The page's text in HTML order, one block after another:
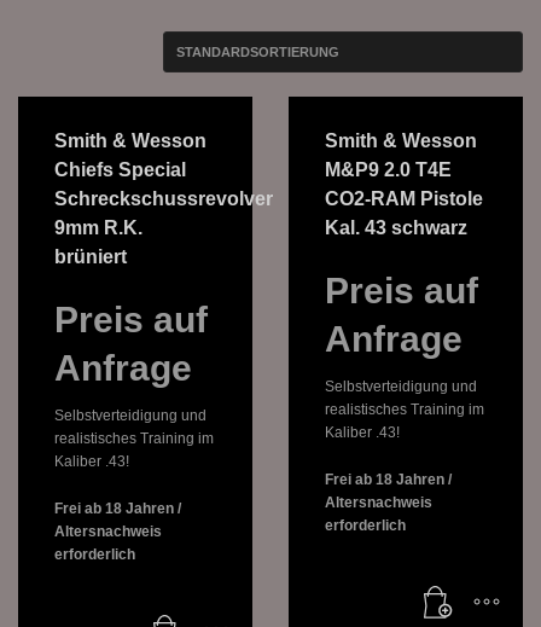
Smith & Wesson
Chiefs Special
Schreckschussrevolver
9mm R.K.
brüniert
Preis auf
Anfrage
Selbstverteidigung und
realistisches Training im
Kaliber .43!
Frei ab 18 Jahren /
Altersnachweis
erforderlich
Smith & Wesson
M&P9 2.0 T4E
CO2-RAM Pistole
Kal. 43 schwarz
Preis auf
Anfrage
Selbstverteidigung und
realistisches Training im
Kaliber .43!
Frei ab 18 Jahren /
Altersnachweis
erforderlich